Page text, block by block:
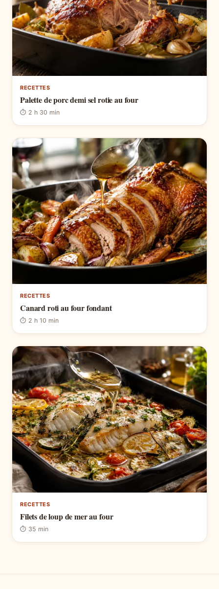
RECETTES
Palette de porc demi sel rotie au four
⏱ 2 h 30 min
RECETTES
Canard roti au four fondant
⏱ 2 h 10 min
RECETTES
Filets de loup de mer au four
⏱ 35 min